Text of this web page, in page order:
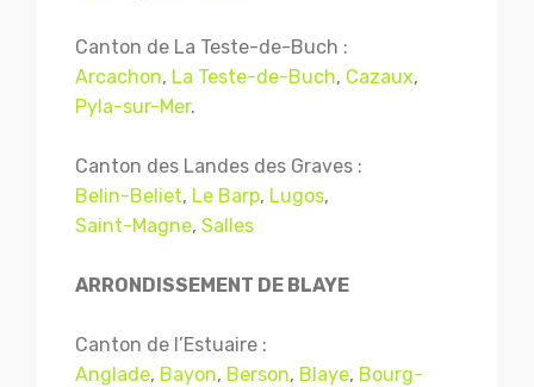
Canton de La Teste-de-Buch :
Arcachon, La Teste-de-Buch, Cazaux,
Pyla-sur-Mer.
Canton des Landes des Graves :
Belin-Beliet, Le Barp, Lugos,
Saint-Magne, Salles
ARRONDISSEMENT DE BLAYE
Canton de l’Estuaire :
Anglade, Bayon, Berson, Blaye, Bourg-